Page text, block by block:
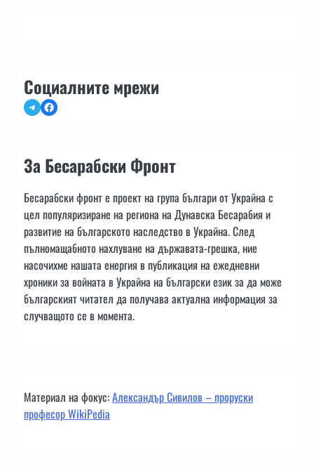
Социалните мрежи
TelegramFacebook
За Бесарабски Фронт
Бесарабски фронт е проект на група българи от Украйна с
цел популяризиране на региона на Дунавска Бесарабия и
развитие на българското наследство в Украйна. След
пълномащабното нахлуване на държавата-грешка, ние
насочихме нашата енергия в публикация на ежедневни
хроники за войната в Украйна на български език за да може
българският читател да получава актуална информация за
случващото се в момента.
Материал на фокус:Александър Сивилов – проруски
професор WikiPedia